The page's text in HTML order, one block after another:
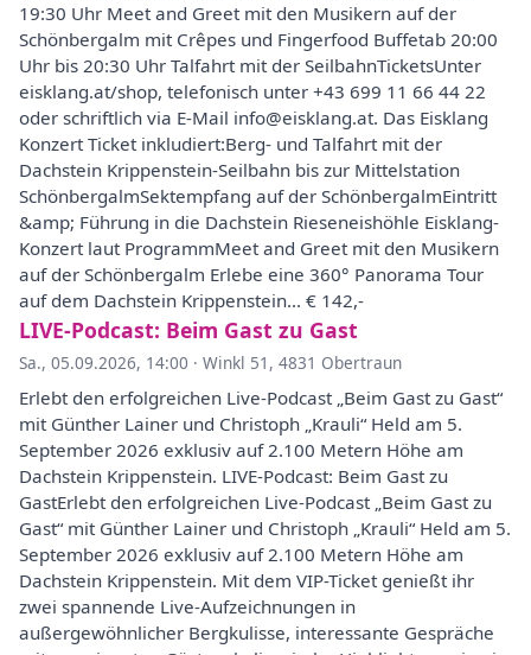
19:30 Uhr Meet and Greet mit den Musikern auf der
Schönbergalm mit Crêpes und Fingerfood Buffetab 20:00
Uhr bis 20:30 Uhr Talfahrt mit der SeilbahnTicketsUnter
eisklang.at/shop, telefonisch unter +43 699 11 66 44 22
oder schriftlich via E-Mail info@eisklang.at. Das Eisklang
Konzert Ticket inkludiert:Berg- und Talfahrt mit der
Dachstein Krippenstein-Seilbahn bis zur Mittelstation
SchönbergalmSektempfang auf der SchönbergalmEintritt
&amp; Führung in die Dachstein Rieseneishöhle Eisklang-
Konzert laut ProgrammMeet and Greet mit den Musikern
auf der Schönbergalm Erlebe eine 360° Panorama Tour
auf dem Dachstein Krippenstein... € 142,-
LIVE-Podcast: Beim Gast zu Gast
Sa., 05.09.2026, 14:00 · Winkl 51, 4831 Obertraun
Erlebt den erfolgreichen Live-Podcast „Beim Gast zu Gast“
mit Günther Lainer und Christoph „Krauli“ Held am 5.
September 2026 exklusiv auf 2.100 Metern Höhe am
Dachstein Krippenstein. LIVE-Podcast: Beim Gast zu
GastErlebt den erfolgreichen Live-Podcast „Beim Gast zu
Gast“ mit Günther Lainer und Christoph „Krauli“ Held am 5.
September 2026 exklusiv auf 2.100 Metern Höhe am
Dachstein Krippenstein. Mit dem VIP-Ticket genießt ihr
zwei spannende Live-Aufzeichnungen in
außergewöhnlicher Bergkulisse, interessante Gespräche